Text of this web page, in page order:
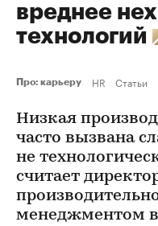
вреднее
технологий
Про: карьеру HR Статьи
Низкая
часто вызвана
не
считает
менеджментом